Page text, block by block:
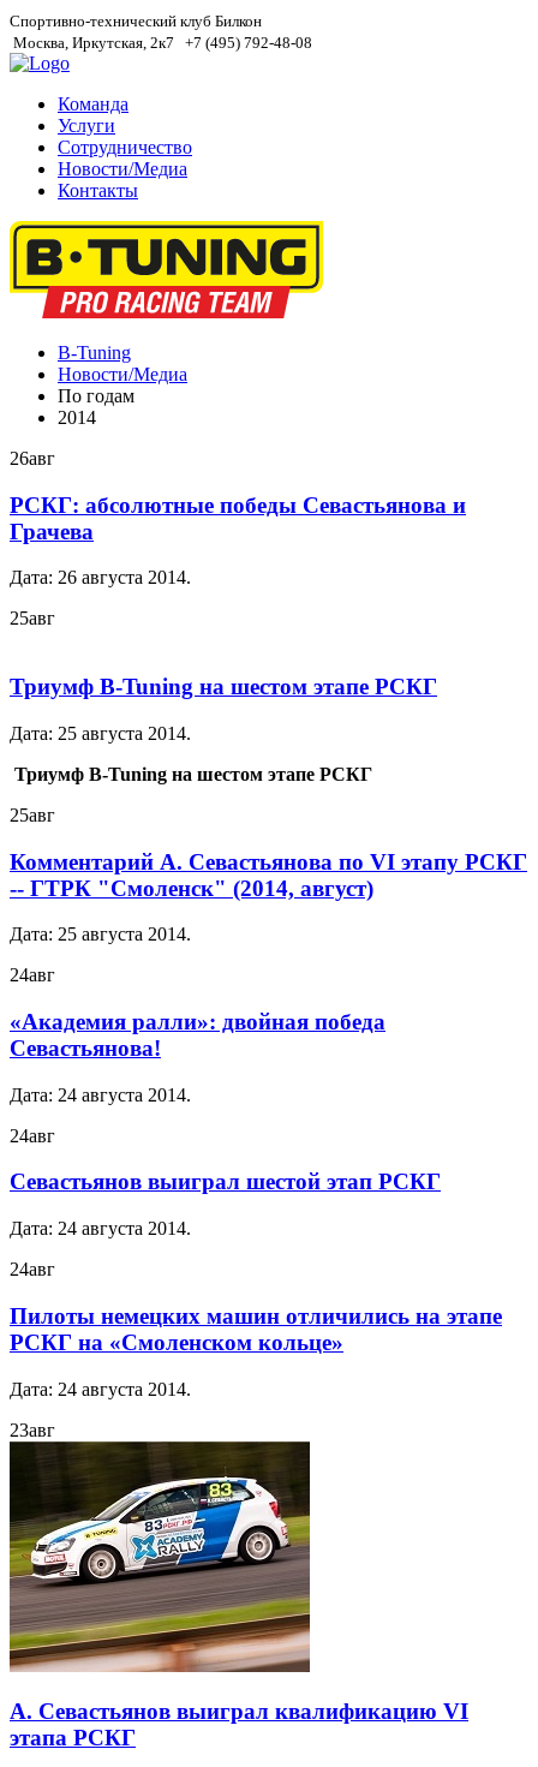
Спортивно-технический клуб Билкон
Москва, Иркутская, 2к7
+7 (495) 792-48-08
Команда
Услуги
Сотрудничество
Новости/Медиа
Контакты
B-Tuning
Новости/Медиа
По годам
2014
26авг
РСКГ: абсолютные победы Севастьянова и
Грачева
Дата: 26 августа 2014.
25авг
Триумф B-Tuning на шестом этапе РСКГ
Дата: 25 августа 2014.
Триумф B-Tuning на шестом этапе РСКГ
25авг
Комментарий А. Севастьянова по VI этапу РСКГ
-- ГТРК "Смоленск" (2014, август)
Дата: 25 августа 2014.
24авг
«Академия ралли»: двойная победа
Севастьянова!
Дата: 24 августа 2014.
24авг
Севастьянов выиграл шестой этап РСКГ
Дата: 24 августа 2014.
24авг
Пилоты немецких машин отличились на этапе
РСКГ на «Смоленском кольце»
Дата: 24 августа 2014.
23авг
А. Севастьянов выиграл квалификацию VI
этапа РСКГ